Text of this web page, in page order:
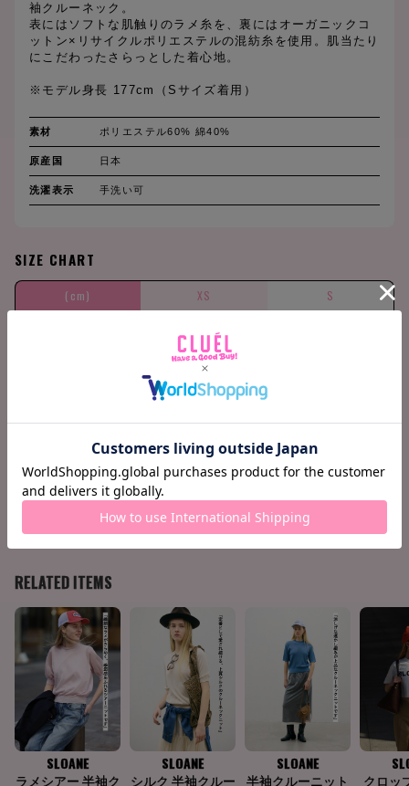
袖クルーネック。
表にはソフトな肌触りのラメ糸を、裏にはオーガニックコ
ットン×リサイクルポリエステルの混紡糸を使用。肌当たり
にこだわったさらっとした着心地。
※モデル身長 177cm（Sサイズ着用）
素材 ポリエステル60% 綿40%
原産国 日本
洗濯表示 手洗い可
SIZE CHART
(cm) XS
S
96
32
158cm / 51kg